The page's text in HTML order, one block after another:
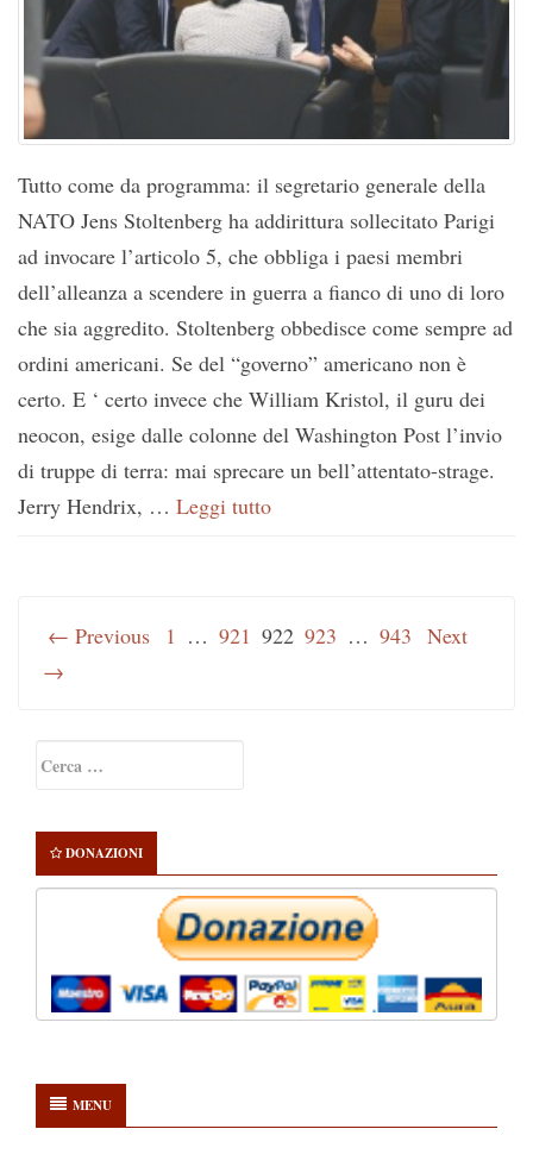
Tutto come da programma: il segretario generale della
NATO Jens Stoltenberg ha addirittura sollecitato Parigi
ad invocare l’articolo 5, che obbliga i paesi membri
dell’alleanza a scendere in guerra a fianco di uno di loro
che sia aggredito. Stoltenberg obbedisce come sempre ad
ordini americani. Se del “governo” americano non è
certo. E ‘ certo invece che William Kristol, il guru dei
neocon, esige dalle colonne del Washington Post l’invio
di truppe di terra: mai sprecare un bell’attentato-strage.
Jerry Hendrix, … Leggi tutto
← Previous 1 … 921 922 923 … 943 Next
→
Sidebar
per:
DONAZIONI
MENU